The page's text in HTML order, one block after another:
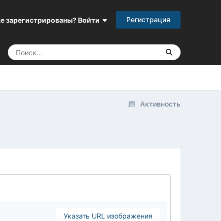
зарегистрированы? Войти Регистрация
Активность
Указать URL изображения